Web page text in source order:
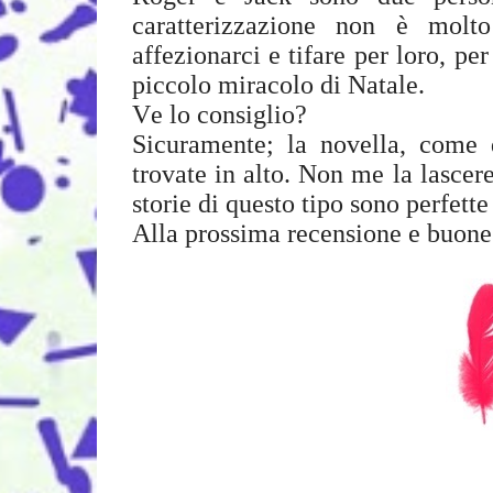
caratterizzazione non è
affezionarci e tifare per loro,
piccolo miracolo di Natale.
Ve lo consiglio?
Sicuramente; la novella,
trovate in alto. Non me la
storie di questo tipo sono
Alla prossima recensione e